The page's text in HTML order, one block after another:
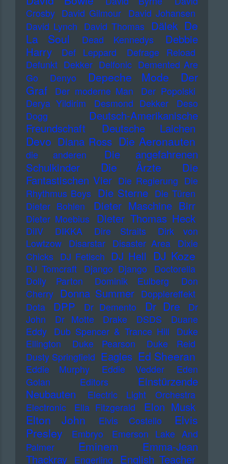
Crosby David Gilmour David Johansen
David Lynch David Thomas Dälek De
La Soul
Dead Kennedys
Debbie
Harry
Def Leppard
Defrage Reload
Defunkt Dekker Delfonic Demented Are
Go
Denyo Depeche Mode
Der
Graf
Der moderne Man
Der Popolski
Derya Yildirim
Desmond Dekker
Deso
Dogg
Deutsch-Amerikanische
Freundschaft
Deutsche Laichen
Devo Diana Ross Die Aeronauten
die anderen
Die angefahrenen
Schulkinder
Die Ärzte
Die
Fantastischen Vier Die Regierung Die
Rhythmus Boys Die Sterne Die Türen
Dieter Bohlen
Dieter Maschine Birr
Dieter Moebius Dieter Thomas Heck
DiIV DIKKA Dire Straits
Dirk von
Lowtzow
Disarstar Disaster Area
Dixie
Chicks DJ Fetisch DJ Hell DJ Koze
DJ Tomcraft Django Django
Doctorella
Dolly Parton
Dominik Eulberg
Don
Cherry Donna Summer Dopplereffekt
Dota
DPP Dr Demento Dr Dre
Dr
John
Dr Motte Drake DSDS
Duane
Eddy
Dub Spencer & Trance Hill
Duke
Ellington
Duke Pearson
Duke Reid
Dusty Springfield Eagles Ed Sheeran
Eddie Murphy Eddie Vedder
Eden
Golan
Editors
Einstürzende
Neubauten
Electric Light Orchestra
Electronic
Ella Fitzgerald Elon Musk
Elton John Elvis Costello
Elvis
Presley
Embryo
Emerson Lake And
Palmer
Eminem
Emma-Jean
Thackray
Engerling English Teacher